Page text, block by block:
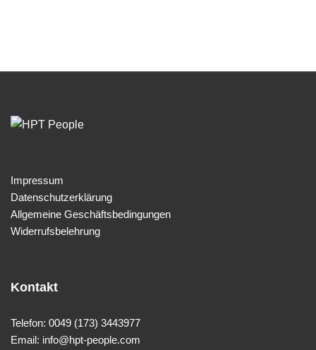
Impressum
Datenschutzerklärung
Allgemeine Geschäftsbedingungen
Widerrufsbelehrung
Kontakt
Telefon: 0049 (173) 3443977
Email: info@hpt-people.com